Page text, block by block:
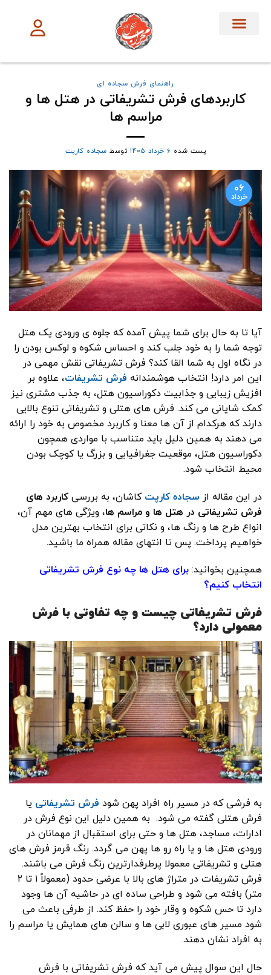
راهنمای فرش سجاده ای
کاربردهای فرش تشریفاتی در هتل ها و
مراسم ها
پست شده ۶ خرداد ۱۴۰۵ توسط سجاده کارپت
۰۶
خرداد
آیا تا به حال برای شما پیش آمده که جلوه ی ورودی یک هتل
توجه شما را به خود جلب کند و احساس شکوه و لوکس بودن را
در نگاه اول به شما القا کند؟ فرش تشریفاتی نقش مهمی در
این امر دارد! انتخاب هوشمندانه فرش تشریفات، علاوه بر
افزیش زیبایی و جذابیت دکوراسیون هتل، به جذب مشتری نیز
کمک شایانی می کند. فرش های هتلی و تشریفاتی تنوع بالایی
دارند که هرکدام از آن ها معنا و کاربرد مخصوص به خود را ارائه
می دهند به همین دلیل باید متناسب با مواردی همچون
دکوراسیون هتل، موقعیت جغرافیایی و بزرگ یا کوچک بودن
محیط انتخاب شود.
در این مقاله از سجاده کارپت کاشان، به بررسی کاربرد های
فرش تشریفاتی در هتل‌ ها و مراسم‌ ها، ویژگی‌ های مهم آن،
انواع طرح ‌ها و رنگ ‌ها، و نکاتی برای انتخاب بهترین مدل
خواهیم پرداخت. پس تا انتهای مقاله همراه ما باشید.
همچنین بخوانید: برای هتل ها چه نوع فرش تشریفاتی
انتخاب کنیم؟
فرش تشریفاتی چیست و چه تفاوتی با فرش
معمولی دارد؟
به فرشی که در مسیر راه افراد پهن شود فرش تشریفاتی یا
فرش هتلی گفته می شود. به همین دلیل این نوع فرش در
ادارات، مساجد، هتل ها و حتی برای استقبال از مهمانان در
ورودی هتل ها و یا راه رو ها پهن می گردد. رنگ قرمز فرش های
هتلی و تشریفاتی معمولا پرطرفدارترین رنگ فرش می باشند.
فرش تشریفات در متراژ های بالا با عرضی حدود (معمولاً ۱ تا ۲
متر) بافته می شود و طراحی ساده ای در حاشیه آن ها وجود
دارد تا حس شکوه و وقار خود را حفظ کند. از طرفی باعث می
شود مسیر های عبوری لابی‌ ها و سالن ‌های همایش یا مراسم را
به افراد نشان دهند.
حال این سوال پیش می آید که فرش تشریفاتی با فرش